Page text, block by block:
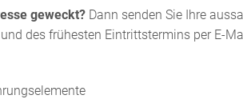
geweckt? Dann senden Sie Ihre
des frühesten Eintrittstermins per E-